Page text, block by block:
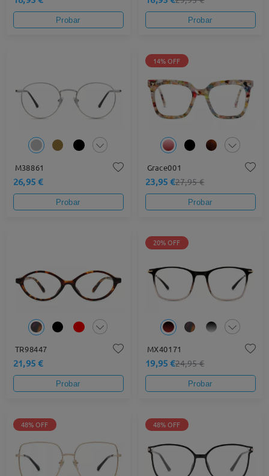
Probar Probar
M38861
26,95 €
Probar
14% OFF
Grace001
23,95 €27,95 €
Probar
TR98447
21,95 €
Probar
20% OFF
MX40171
19,95 €24,95 €
Probar
48% OFF 48% OFF